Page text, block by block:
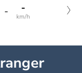
- -
km/h